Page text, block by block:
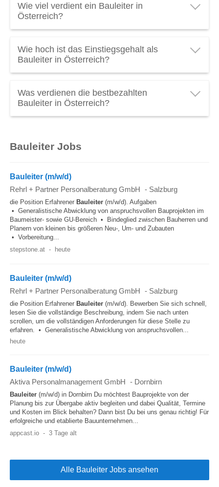
Wie viel verdient ein Bauleiter in
Österreich?
€ 65.940 brutto pro Jahroder€ 4.710 brutto pro
Monat. Verdienen Sie als Bauleiter genug? Schauen
2026).
Wie hoch ist das Einstiegsgehalt als
Bauleiter in Österreich?
Österreich liegt bei€ 3.900 brutto pro Monat
Was verdienen die bestbezahlten
Bauleiter in Österreich?
diesen Beruf entdecken: Bauleiter von
Bauleiter Jobs
Bauleiter (m/w/d)
Rehrl + Partner Personalberatung GmbH - Salzburg
die Position Erfahrener Bauleiter (m/w/d). Aufgaben
• Generalistische Abwicklung von anspruchsvollen Bauprojekten im
Baumeister- sowie GU-Bereich • Bindeglied zwischen Bauherren und
Planern von kleinen bis größeren Neu-, Um- und Zubauten
• Vorbereitung...
stepstone.at - heute
Bauleiter (m/w/d)
Rehrl + Partner Personalberatung GmbH - Salzburg
die Position Erfahrener Bauleiter (m/w/d). Bewerben Sie sich schnell,
lesen Sie die vollständige Beschreibung, indem Sie nach unten
scrollen, um die vollständigen Anforderungen für diese Stelle zu
erfahren. • Generalistische Abwicklung von anspruchsvollen...
heute
Bauleiter (m/w/d)
Aktiva Personalmanagement GmbH - Dornbirn
Bauleiter (m/w/d) in Dornbirn Du möchtest Bauprojekte von der
Planung bis zur Übergabe aktiv begleiten und dabei Qualität, Termine
und Kosten im Blick behalten? Dann bist Du bei uns genau richtig! Für
erfolgreiche und etablierte Bauunternehmen...
appcast.io - 3 Tage alt
Alle Bauleiter Jobs ansehen